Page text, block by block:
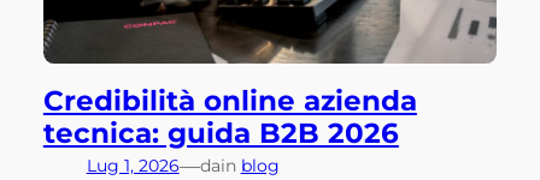
Credibilità online azienda
tecnica: guida B2B 2026
Lug 1, 2026—dain blog